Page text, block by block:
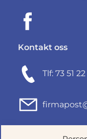
Kontakt oss
Tlf: 73 51
Fjordgata